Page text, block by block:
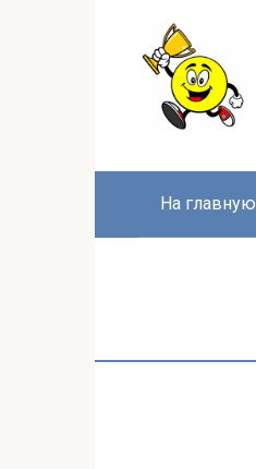
На главную